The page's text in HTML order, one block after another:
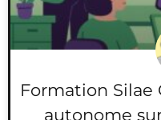
Formation Silae
autonome